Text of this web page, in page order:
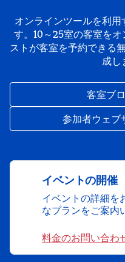
オンラインツールを利
す。10～25室の客室を
ストが客室を予約できる
成し
客室ブ
参加者ウェブ
イベントの開催
イベントの詳細を
なプランをご案内
料金のお問い合わ